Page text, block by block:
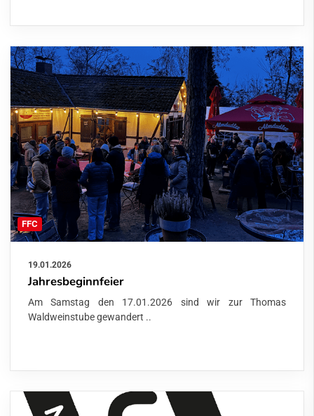
FFC
19.01.2026
Jahresbeginnfeier
Am Samstag den 17.01.2026 sind wir zur Thomas
Waldweinstube gewandert ..